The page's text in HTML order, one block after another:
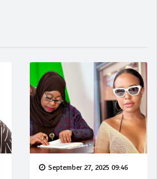
September 27, 2025 09:46